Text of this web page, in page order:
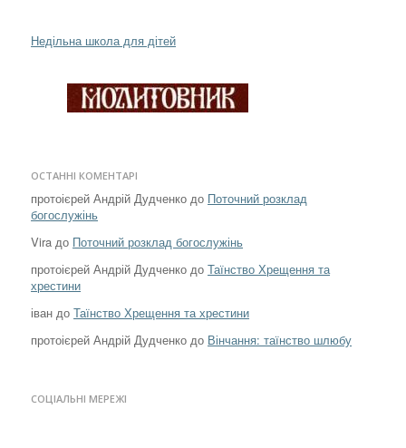
Недільна школа для дітей
ОСТАННІ КОМЕНТАРІ
протоієрей Андрій Дудченко до Поточний розклад
богослужінь
Vira до Поточний розклад богослужінь
протоієрей Андрій Дудченко доТаїнство Хрещення та
хрестини
іван доТаїнство Хрещення та хрестини
протоієрей Андрій Дудченко до Вінчання: таїнство шлюбу
СОЦІАЛЬНІ МЕРЕЖІ